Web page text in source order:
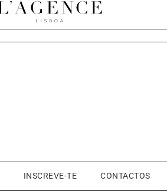
INSCREVE-TE CONTACTOS